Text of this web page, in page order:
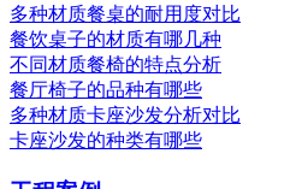
多种材质餐桌的耐用度对比
餐饮桌子的材质有哪几种
不同材质餐椅的特点分析
餐厅椅子的品种有哪些
多种材质卡座沙发分析对比
卡座沙发的种类有哪些